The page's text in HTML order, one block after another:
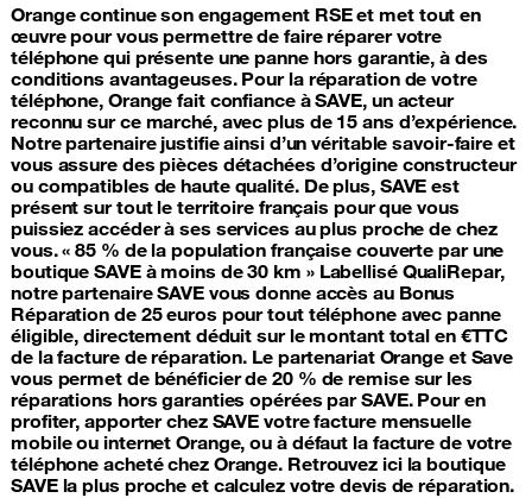
Orange continue son engagement RSE et met tout en
œuvre pour vous permettre de faire réparer votre
téléphone qui présente une panne hors garantie, à des
conditions avantageuses. Pour la réparation de votre
téléphone, Orange fait confiance à SAVE, un acteur
reconnu sur ce marché, avec plus de 15 ans d’expérience.
Notre partenaire justifie ainsi d’un véritable savoir-faire et
vous assure des pièces détachées d’origine constructeur
ou compatibles de haute qualité. De plus, SAVE est
présent sur tout le territoire français pour que vous
puissiez accéder à ses services au plus proche de chez
vous. « 85 % de la population française couverte par une
boutique SAVE à moins de 30 km » Labellisé QualiRepar,
notre partenaire SAVE vous donne accès au Bonus
Réparation de 25 euros pour tout téléphone avec panne
éligible, directement déduit sur le montant total en €TTC
de la facture de réparation. Le partenariat Orange et Save
vous permet de bénéficier de 20 % de remise sur les
réparations hors garanties opérées par SAVE. Pour en
profiter, apporter chez SAVE votre facture mensuelle
mobile ou internet Orange, ou à défaut la facture de votre
téléphone acheté chez Orange. Retrouvez ici la boutique
SAVE la plus proche et calculez votre devis de réparation.